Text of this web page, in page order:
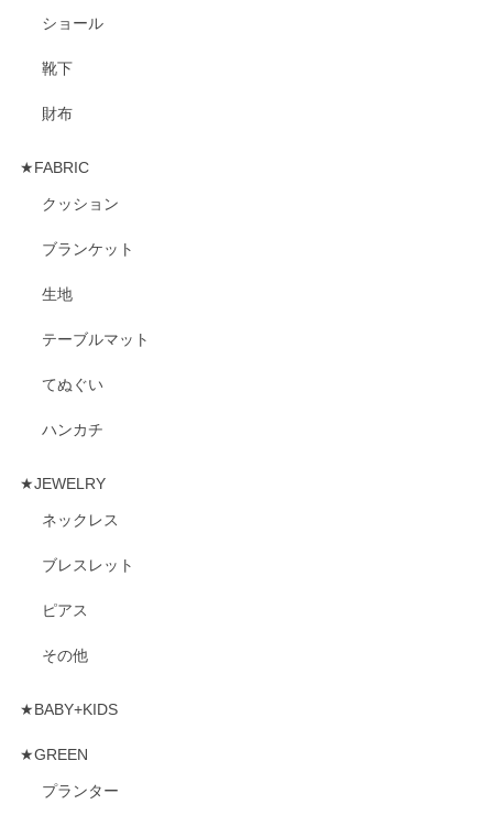
ショール
靴下
財布
★FABRIC
クッション
ブランケット
生地
テーブルマット
てぬぐい
ハンカチ
★JEWELRY
ネックレス
ブレスレット
ピアス
その他
★BABY+KIDS
★GREEN
プランター